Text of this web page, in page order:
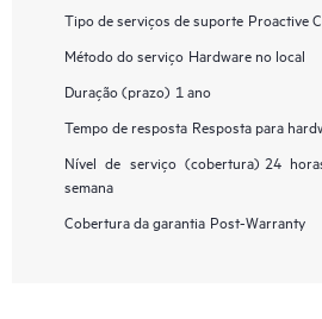
Tipo de serviços de suporte Proactive
Método do serviço Hardware no local
Duração (prazo) 1 ano
Tempo de resposta Resposta para
Nível de serviço (cobertura) 24
semana
Cobertura da garantia Post-Warranty